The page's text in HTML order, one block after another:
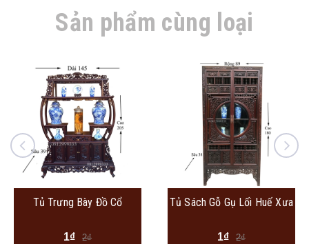
Sản phẩm cùng loại
Tủ Trưng Bày Đồ Cổ
1₫ 2₫
Tủ Sách Gỗ Gụ Lối Huế Xưa
1₫ 2₫